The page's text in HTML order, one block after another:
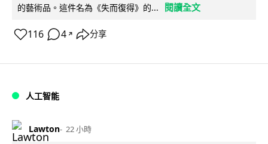
的藝術品。這件名為《失而復得》的...
閱讀全文
116 4 ↗ 分享
人工智能
Lawton 22 小時